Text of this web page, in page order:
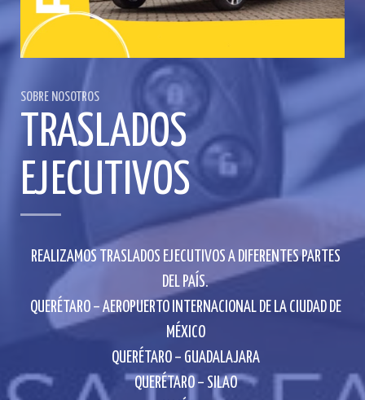
SOBRE NOSOTROS
TRASLADOS
EJECUTIVOS
REALIZAMOS TRASLADOS EJECUTIVOS A DIFERENTES PARTES
DEL PAÍS.
QUERÉTARO – AEROPUERTO INTERNACIONAL DE LA CIUDAD DE
MÉXICO
QUERÉTARO – GUADALAJARA
QUERÉTARO – SILAO